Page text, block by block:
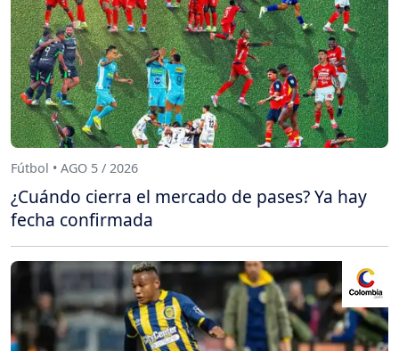
Fútbol • AGO 5 / 2026
¿Cuándo cierra el mercado de pases? Ya hay
fecha confirmada